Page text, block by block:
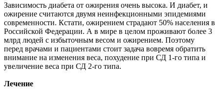
Зависимость диабета от ожирения очень высока. И диабет, и
ожирение считаются двумя неинфекционными эпидемиями
современности. Кстати, ожирением страдают 50% населения в
Российской Федерации. А в мире в целом проживают более 3
млрд людей с избыточным весом и ожирением. Поэтому
перед врачами и пациентами стоит задача вовремя обратить
внимание на изменения веса, похудение при СД 1-го типа и
увеличение веса при СД 2-го типа.
Лечение